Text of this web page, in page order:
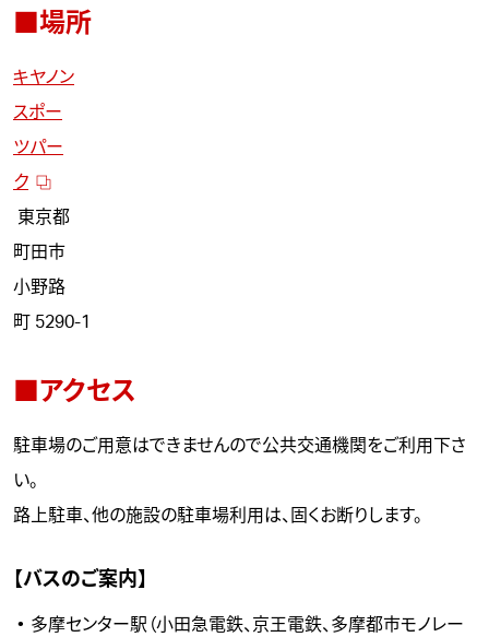
■場所
キヤノン
スポー
ツパー
ク
東京都
町田市
小野路
町 5290-1
■アクセス
駐車場のご用意はできませんので公共交通機関をご利用下さ
い。
路上駐車、他の施設の駐車場利用は、固くお断りします。
【バスのご案内】
多摩センター駅（小田急電鉄、京王電鉄、多摩都市モノレー